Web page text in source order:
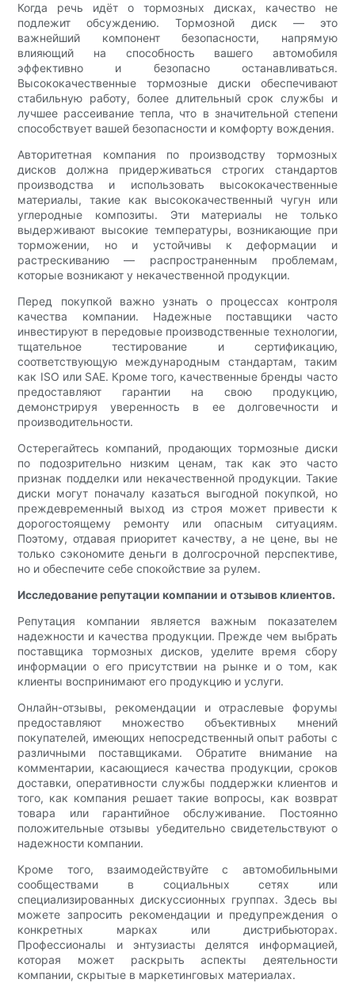
Когда речь идёт о тормозных дисках, качество не
подлежит обсуждению. Тормозной диск — это
важнейший компонент безопасности, напрямую
влияющий на способность вашего автомобиля
эффективно и безопасно останавливаться.
Высококачественные тормозные диски обеспечивают
стабильную работу, более длительный срок службы и
лучшее рассеивание тепла, что в значительной степени
способствует вашей безопасности и комфорту вождения.
Авторитетная компания по производству тормозных
дисков должна придерживаться строгих стандартов
производства и использовать высококачественные
материалы, такие как высококачественный чугун или
углеродные композиты. Эти материалы не только
выдерживают высокие температуры, возникающие при
торможении, но и устойчивы к деформации и
растрескиванию — распространенным проблемам,
которые возникают у некачественной продукции.
Перед покупкой важно узнать о процессах контроля
качества компании. Надежные поставщики часто
инвестируют в передовые производственные технологии,
тщательное тестирование и сертификацию,
соответствующую международным стандартам, таким
как ISO или SAE. Кроме того, качественные бренды часто
предоставляют гарантии на свою продукцию,
демонстрируя уверенность в ее долговечности и
производительности.
Остерегайтесь компаний, продающих тормозные диски
по подозрительно низким ценам, так как это часто
признак подделки или некачественной продукции. Такие
диски могут поначалу казаться выгодной покупкой, но
преждевременный выход из строя может привести к
дорогостоящему ремонту или опасным ситуациям.
Поэтому, отдавая приоритет качеству, а не цене, вы не
только сэкономите деньги в долгосрочной перспективе,
но и обеспечите себе спокойствие за рулем.
Исследование репутации компании и отзывов клиентов.
Репутация компании является важным показателем
надежности и качества продукции. Прежде чем выбрать
поставщика тормозных дисков, уделите время сбору
информации о его присутствии на рынке и о том, как
клиенты воспринимают его продукцию и услуги.
Онлайн-отзывы, рекомендации и отраслевые форумы
предоставляют множество объективных мнений
покупателей, имеющих непосредственный опыт работы с
различными поставщиками. Обратите внимание на
комментарии, касающиеся качества продукции, сроков
доставки, оперативности службы поддержки клиентов и
того, как компания решает такие вопросы, как возврат
товара или гарантийное обслуживание. Постоянно
положительные отзывы убедительно свидетельствуют о
надежности компании.
Кроме того, взаимодействуйте с автомобильными
сообществами в социальных сетях или
специализированных дискуссионных группах. Здесь вы
можете запросить рекомендации и предупреждения о
конкретных марках или дистрибьюторах.
Профессионалы и энтузиасты делятся информацией,
которая может раскрыть аспекты деятельности
компании, скрытые в маркетинговых материалах.